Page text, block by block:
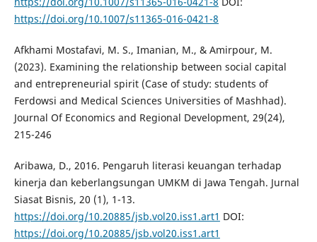
https://doi.org/10.1007/s11365-016-0421-8
Afkhami Mostafavi, M. S., Imanian, M., & Amirpour, M.
(2023). Examining the relationship between social capital
and entrepreneurial spirit (Case of study: students of
Ferdowsi and Medical Sciences Universities of Mashhad).
Journal Of Economics and Regional Development, 29(24),
215-246
Aribawa, D., 2016. Pengaruh literasi keuangan terhadap
kinerja dan keberlangsungan UMKM di Jawa Tengah. Jurnal
Siasat Bisnis, 20 (1), 1-13.
https://doi.org/10.20885/jsb.vol20.iss1.art1 DOI:
https://doi.org/10.20885/jsb.vol20.iss1.art1